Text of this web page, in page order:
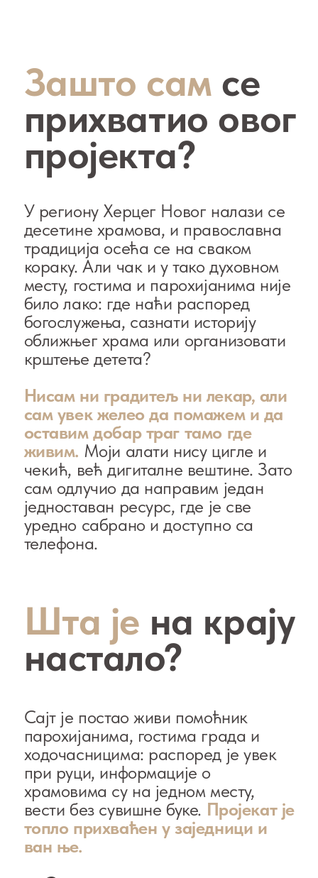
Сајт је постао живи помоћник
парохијанима, гостима града и
ходочасницима: распоред је увек
при руци, информације о
ван ње.
Структура:странице храмова,
распоред, вести, контакти, честа
питања.
Удобност:прилагодљив дизајн,
Актуелност:
материјали лако се ажурирају од
стране парохије.
Навигација: храмови су
повезани са мапама и јасним
упутствима „како стићи“.
Језици:српска и руска верзија,
енглеска — у току.
Видљивост: основна SEO
оптимизација и исправни
снипети за друштвене мреже.
Шта јена крају
настало?
У региону Херцег Новог налази се
десетине храмова, и православна
традиција осећа се на сваком
месту, гостима и парохијанима није
било лако: где наћи распоред
богослужења, сазнати историју
оближњег храма или организовати
крштење детета?
Нисам ни градитељ ни лекар, али
сам увек желео да помажем и да
оставим добар траг тамо где
живим.Моји алати нису цигле и
чекић, већ дигиталне вештине. Зато
сам одлучио да направим један
једноставан ресурс, где је све
телефона.
Зашто сам
прихватио овог
пројекта?